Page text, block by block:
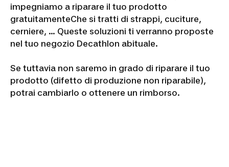
impegniamo a riparare il tuo prodotto
gratuitamenteChe si tratti di strappi, cuciture,
cerniere, ... Queste soluzioni ti verranno proposte
nel tuo negozio Decathlon abituale.
Se tuttavia non saremo in grado di riparare il tuo
prodotto (difetto di produzione non riparabile),
potrai cambiarlo o ottenere un rimborso.